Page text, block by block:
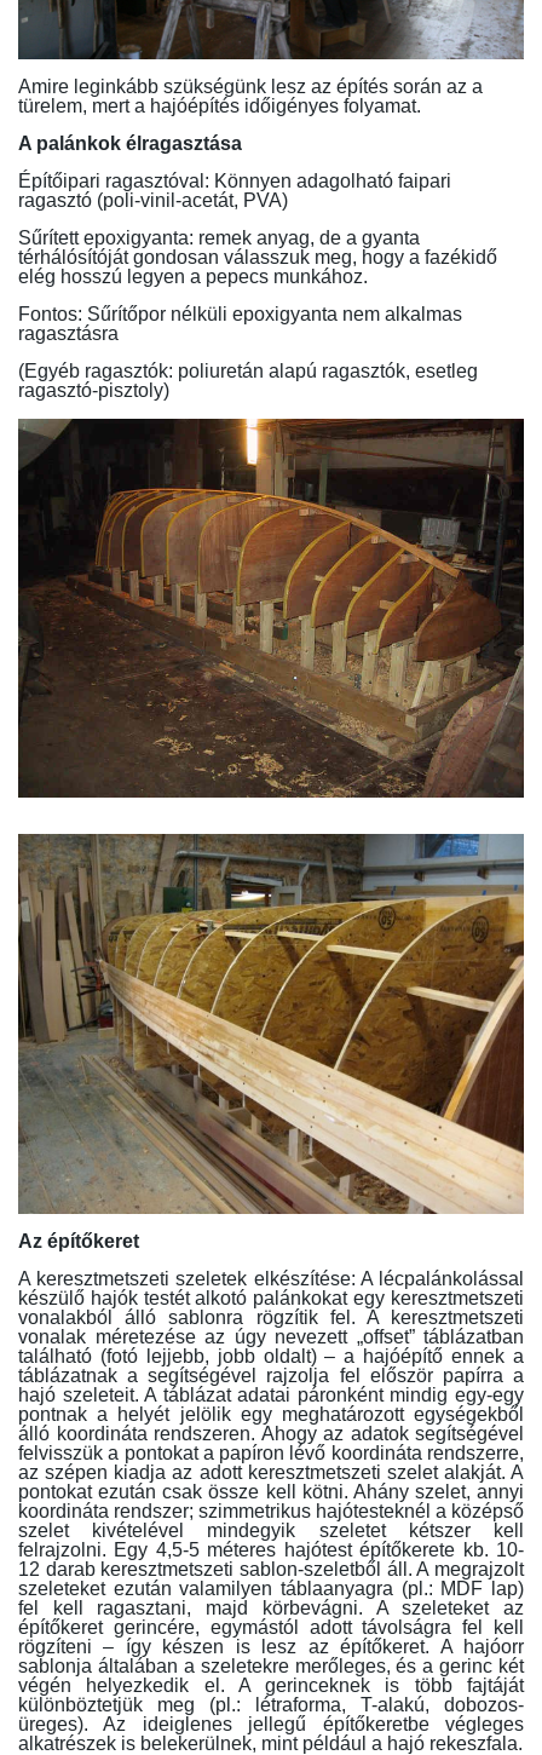
Amire leginkább szükségünk lesz az építés során az a
türelem, mert a hajóépítés időigényes folyamat.
A palánkok élragasztása
Építőipari ragasztóval: Könnyen adagolható faipari
ragasztó (poli-vinil-acetát, PVA)
Sűrített epoxigyanta: remek anyag, de a gyanta
térhálósítóját gondosan válasszuk meg, hogy a fazékidő
elég hosszú legyen a pepecs munkához.
Fontos: Sűrítőpor nélküli epoxigyanta nem alkalmas
ragasztásra
(Egyéb ragasztók: poliuretán alapú ragasztók, esetleg
ragasztó-pisztoly)
Az építőkeret
A keresztmetszeti szeletek elkészítése: A lécpalánkolással
készülő hajók testét alkotó palánkokat egy keresztmetszeti
vonalakból álló sablonra rögzítik fel. A keresztmetszeti
vonalak méretezése az úgy nevezett „offset” táblázatban
található (fotó lejjebb, jobb oldalt) – a hajóépítő ennek a
táblázatnak a segítségével rajzolja fel először papírra a
hajó szeleteit. A táblázat adatai páronként mindig egy-egy
pontnak a helyét jelölik egy meghatározott egységekből
álló koordináta rendszeren. Ahogy az adatok segítségével
felvisszük a pontokat a papíron lévő koordináta rendszerre,
az szépen kiadja az adott keresztmetszeti szelet alakját. A
pontokat ezután csak össze kell kötni. Ahány szelet, annyi
koordináta rendszer; szimmetrikus hajótesteknél a középső
szelet kivételével mindegyik szeletet kétszer kell
felrajzolni. Egy 4,5-5 méteres hajótest építőkerete kb. 10-
12 darab keresztmetszeti sablon-szeletből áll. A megrajzolt
szeleteket ezután valamilyen táblaanyagra (pl.: MDF lap)
fel kell ragasztani, majd körbevágni. A szeleteket az
építőkeret gerincére, egymástól adott távolságra fel kell
rögzíteni – így készen is lesz az építőkeret. A hajóorr
sablonja általában a szeletekre merőleges, és a gerinc két
végén helyezkedik el. A gerinceknek is több fajtáját
különböztetjük meg (pl.: létraforma, T-alakú, dobozos-
üreges). Az ideiglenes jellegű építőkeretbe végleges
alkatrészek is belekerülnek, mint például a hajó rekeszfala.